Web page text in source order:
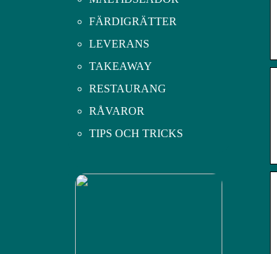
FÄRDIGRÄTTER
LEVERANS
TAKEAWAY
RESTAURANG
RÅVAROR
TIPS OCH TRICKS